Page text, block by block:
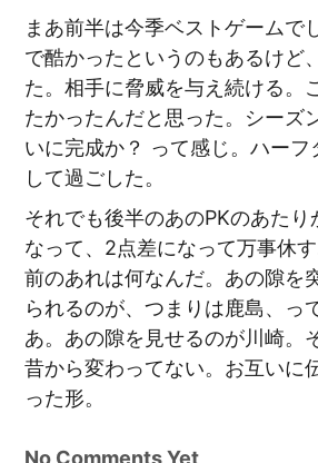
まあ前半は今季ベストゲームで
で酷かったというのもあるけど
た。相手に脅威を与え続ける。
たかったんだと思った。シーズ
いに完成か？ って感じ。ハーフ
して過ごした。
それでも後半のあのPKのあたり
なって、2点差になって万事休
前のあれは何なんだ。あの隙を
られるのが、つまりは鹿島、っ
あ。あの隙を見せるのが川崎。
昔から変わってない。お互いに
った形。
No Comments Yet